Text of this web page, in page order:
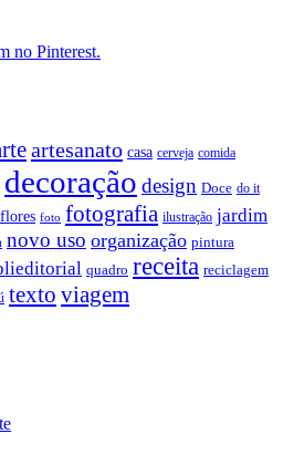
no Pinterest.
artesanato casa cerveja comida
decoração design Doce do it
flores foto fotografia ilustração jardim
novo uso organização pintura
quadro receita reciclagem
texto viagem